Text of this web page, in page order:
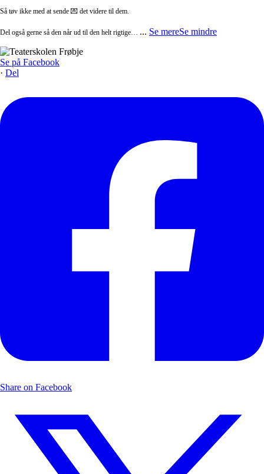
Så tøv ikke med at sende 💌 det videre til dem.
Del også gerne så den når ud til den helt rigtige… ... Se mereSe mindre
Se på Facebook
· Del
Share on Facebook